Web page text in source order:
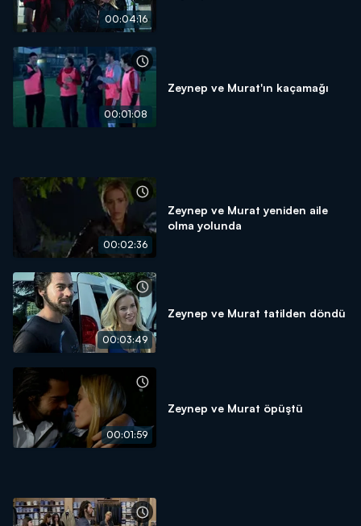
00:04:16
00:01:08
Zeynep ve Murat'ın kaçamağı
00:02:36
Zeynep ve Murat yeniden aile
olma yolunda
00:03:49
Zeynep ve Murat tatilden döndü
00:01:59
Zeynep ve Murat öpüştü